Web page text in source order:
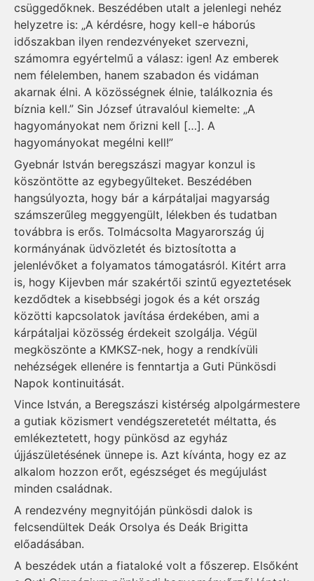
csüggedőknek. Beszédében utalt a jelenlegi nehéz
helyzetre is: „A kérdésre, hogy kell-e háborús
időszakban ilyen rendezvényeket szervezni,
számomra egyértelmű a válasz: igen! Az emberek
nem félelemben, hanem szabadon és vidáman
akarnak élni. A közösségnek élnie, találkoznia és
bíznia kell.” Sin József útravalóul kiemelte: „A
hagyományokat nem őrizni kell […]. A
hagyományokat megélni kell!”
Gyebnár István beregszászi magyar konzul is
köszöntötte az egybegyűlteket. Beszédében
hangsúlyozta, hogy bár a kárpátaljai magyarság
számszerűleg meggyengült, lélekben és tudatban
továbbra is erős. Tolmácsolta Magyarország új
kormányának üdvözletét és biztosította a
jelenlévőket a folyamatos támogatásról. Kitért arra
is, hogy Kijevben már szakértői szintű egyeztetések
kezdődtek a kisebbségi jogok és a két ország
közötti kapcsolatok javítása érdekében, ami a
kárpátaljai közösség érdekeit szolgálja. Végül
megköszönte a KMKSZ-nek, hogy a rendkívüli
nehézségek ellenére is fenntartja a Guti Pünkösdi
Napok kontinuitását.
Vince István, a Beregszászi kistérség alpolgármestere
a gutiak közismert vendégszeretetét méltatta, és
emlékeztetett, hogy pünkösd az egyház
újjászületésének ünnepe is. Azt kívánta, hogy ez az
alkalom hozzon erőt, egészséget és megújulást
minden családnak.
A rendezvény megnyitóján pünkösdi dalok is
felcsendültek Deák Orsolya és Deák Brigitta
előadásában.
A beszédek után a fiataloké volt a főszerep. Elsőként